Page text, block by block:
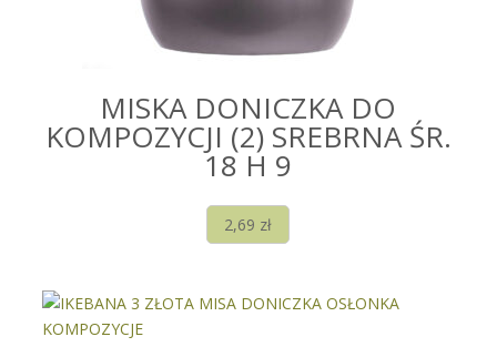
MISKA DONICZKA DO
KOMPOZYCJI (2) SREBRNA ŚR.
18 H 9
2,69 zł